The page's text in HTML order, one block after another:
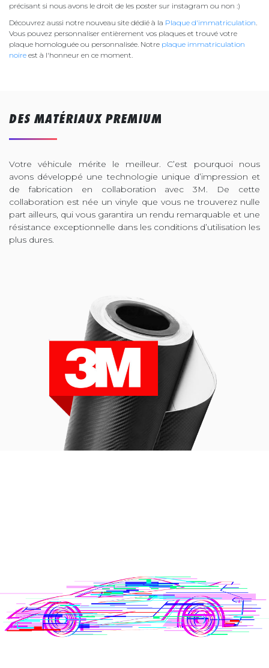
précisant si nous avons le droit de les poster sur instagram ou non :)
Découvrez aussi notre nouveau site dédié à la Plaque d'immatriculation
Vous pouvez personnaliser entièrement vos plaques et trouvé votre
plaque homologuée ou personnalisée. Notre plaque immatriculation
noire est à l'honneur en ce moment.
DES MATÉRIAUX PREMIUM
Votre véhicule mérite le meilleur. C’est pourquoi nous
avons développé une technologie unique d’impression et
de fabrication en collaboration avec 3M. De cette
collaboration est née un vinyle que vous ne trouverez nulle
part ailleurs, qui vous garantira un rendu remarquable et une
résistance exceptionnelle dans les conditions d’utilisation les
plus dures.